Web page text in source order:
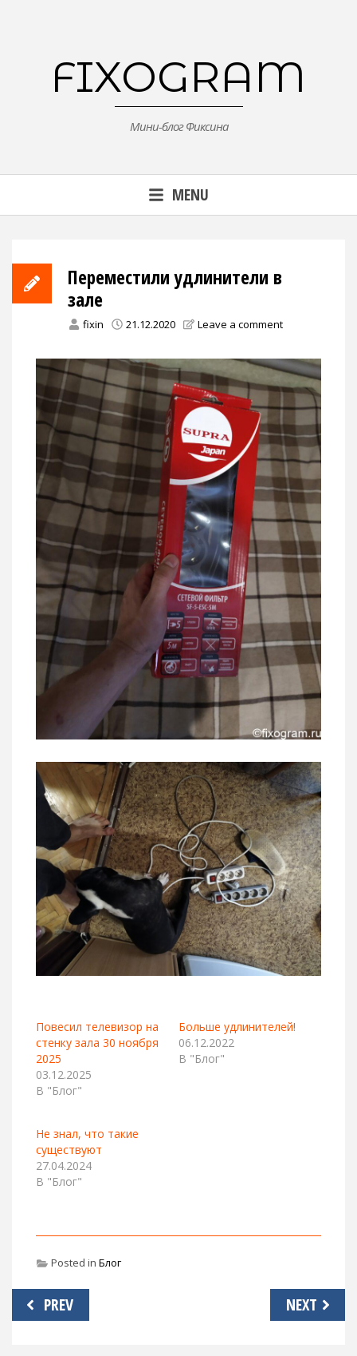
FIXOGRAM
Мини-блог Фиксина
MENU
Переместили удлинители в
зале
fixin 21.12.2020 Leave a comment
Повесил телевизор на
стенку зала 30 ноября
2025
03.12.2025
В "Блог"
Больше удлинителей!
06.12.2022
В "Блог"
Не знал, что такие
существуют
27.04.2024
В "Блог"
Posted in Блог
Навигация
по
PREV NEXT